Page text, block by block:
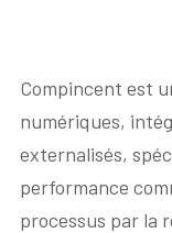
Compincent est
numériques,
externalisés,
performance
processus par la